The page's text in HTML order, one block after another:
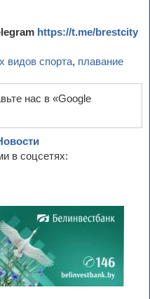
https://t.me/brestcity
видов спорта, плавание
нас в «Google
в соцсетях: